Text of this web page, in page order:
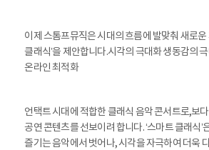
이제 스톰프뮤직은 시대의 흐름에 발맞춰 새로운
클래식’을 제안합니다.시각의 극대화 생동감의
온라인 최적화
언택트 시대에 적합한 클래식 음악 콘서트로,보
공연 콘텐츠를 선보이려 합니다. ‘스마트 클래식’
즐기는 음악에서 벗어나, 시각을 자극하여 더욱